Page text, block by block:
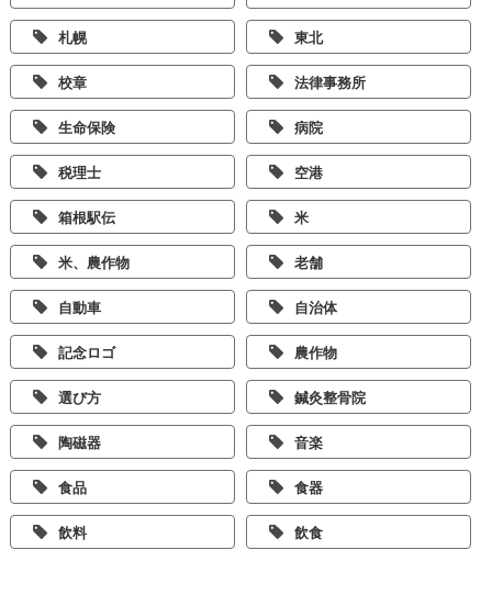
札幌 東北
校章 法律事務所
生命保険 病院
税理士 空港
箱根駅伝 米
米、農作物 老舗
自動車 自治体
記念ロゴ 農作物
選び方 鍼灸整骨院
陶磁器 音楽
食品 食器
飲料 飲食